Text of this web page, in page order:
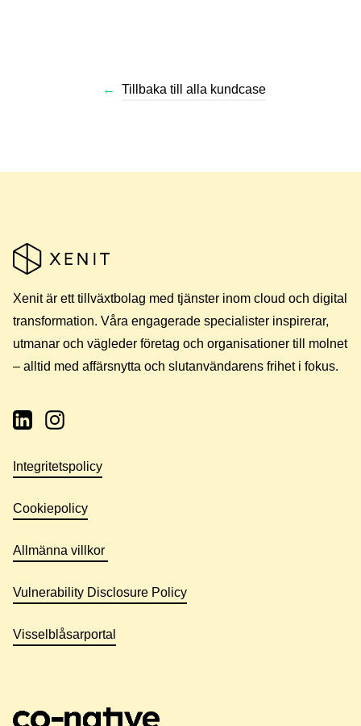
← Tillbaka till alla kundcase
Xenit är ett tillväxtbolag med tjänster inom cloud och digital
transformation. Våra engagerade specialister inspirerar,
utmanar och vägleder företag och organisationer till molnet
– alltid med affärsnytta och slutanvändarens frihet i fokus.
Integritetspolicy
Cookiepolicy
Allmänna villkor
Vulnerability Disclosure Policy
Visselblåsarportal